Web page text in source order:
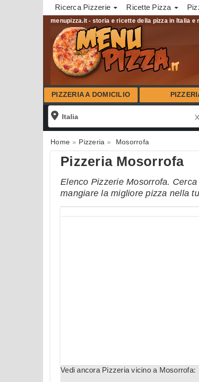
Ricerca Pizzerie Ricette Pizza
menupizza.it - storia e ricette della pizza in Italia e
PIZZERIA A DOMICILIO
Home Pizzeria Mosorrofa
Pizzeria Mosorrofa
Elenco Pizzerie Mosorrofa.
mangiare la migliore pizza nella
Vedi ancora Pizzeria vicino a Mosorrofa: